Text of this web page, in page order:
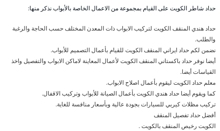
حداد شاطر الكويت على القيام بمجموعة من الاعمال الخاصة بالأبواب نذكر منها:
حداد هندي المنقف الكويت لتركيب الابواب ذات المعدن المختلف حسب الحاجة والرغبة
والطلب.
نضمن لكم حداد ايراني المنقف الكويت للقيام بأعمال التصميم للأبواب.
أيضا نوفر حداد باكستاني المنقف الكويت لأعمال المعاينة لاماكن الابواب والتفصيل واخذ
القياسات أيضا.
معلم حداد الكويت ليقوم بأعمال اصلاح الابواب.
كما ويقوم أيضا حداد هندي الكويت بأعمال الصيانة للأبواب وتركيب الاقفال.
تركيب مظلات كيربي للسيارات بجودة عالية وبأسعار منافسة للغاية.
أفضل حداد تفصيل المنقف
الكويت رخيص المنقف بالكويت .